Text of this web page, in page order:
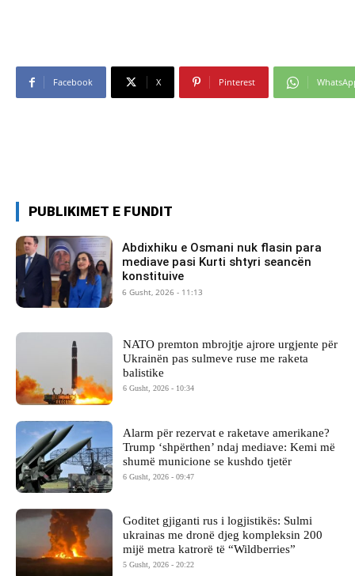
Facebook X Pinterest
PUBLIKIMET E FUNDIT
Abdixhiku e Osmani nuk flasin para
mediave pasi Kurti shtyri seancën
konstituive
6 Gusht, 2026 - 11:13
NATO premton mbrojtje ajrore urgjente për
Ukrainën pas sulmeve ruse me raketa
balistike
6 Gusht, 2026 - 10:34
Alarm për rezervat e raketave amerikane?
Trump ‘shpërthen’ ndaj mediave: Kemi më
shumë municione se kushdo tjetër
6 Gusht, 2026 - 09:47
Goditet gjiganti rus i logjistikës: Sulmi
ukrainas me dronë djeg kompleksin 200
mijë metra katrorë të “Wildberries”
5 Gusht, 2026 - 20:22